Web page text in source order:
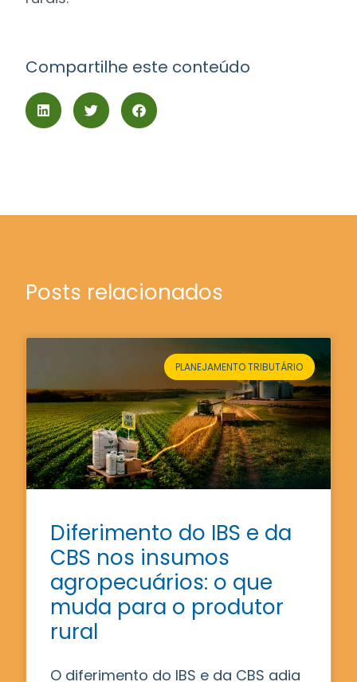
Compartilhe este conteúdo
Posts relacionados
PLANEJAMENTO TRIBUTÁRIO
Diferimento do IBS e da
CBS nos insumos
agropecuários: o que
muda para o produtor
rural
O diferimento do IBS e da CBS adia